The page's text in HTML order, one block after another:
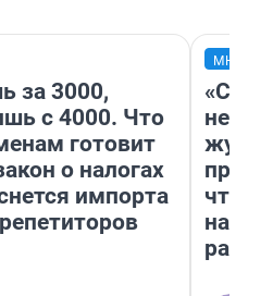
за 3000,
с 4000. Что
готовит
о налогах
импорта
на
ради